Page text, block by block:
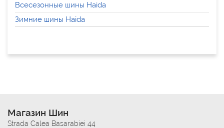
Всесезонные шины Haida
Зимние шины Haida
Магазин Шин
Strada Calea Basarabiei 44